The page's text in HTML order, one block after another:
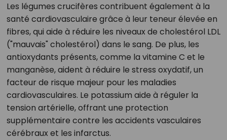
Les légumes crucifères contribuent également à la
santé cardiovasculaire grâce à leur teneur élevée en
fibres, qui aide à réduire les niveaux de cholestérol LDL
("mauvais" cholestérol) dans le sang. De plus, les
antioxydants présents, comme la vitamine C et le
manganèse, aident à réduire le stress oxydatif, un
facteur de risque majeur pour les maladies
cardiovasculaires. Le potassium aide à réguler la
tension artérielle, offrant une protection
supplémentaire contre les accidents vasculaires
cérébraux et les infarctus.